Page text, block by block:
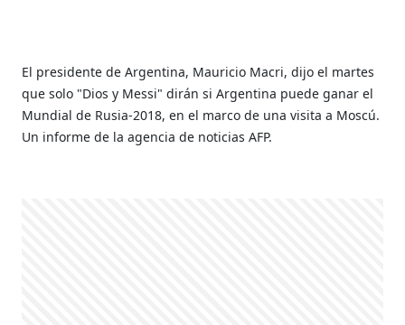
El presidente de Argentina, Mauricio Macri, dijo el martes
que solo "Dios y Messi" dirán si Argentina puede ganar el
Mundial de Rusia-2018, en el marco de una visita a Moscú.
Un informe de la agencia de noticias AFP.